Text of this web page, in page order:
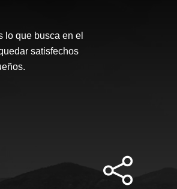
lo que busca en el
satisfechos